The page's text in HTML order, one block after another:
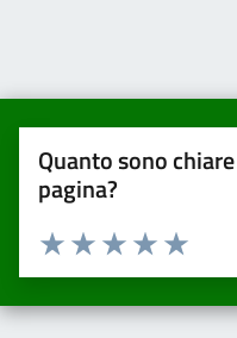
Quanto sono
pagina?
Valuta da 1 a 5 stelle la pagina
Valuta 5
Valuta 4
Valuta 3 stelle
Valuta 2 stelle su 5
Valuta una stella su 5